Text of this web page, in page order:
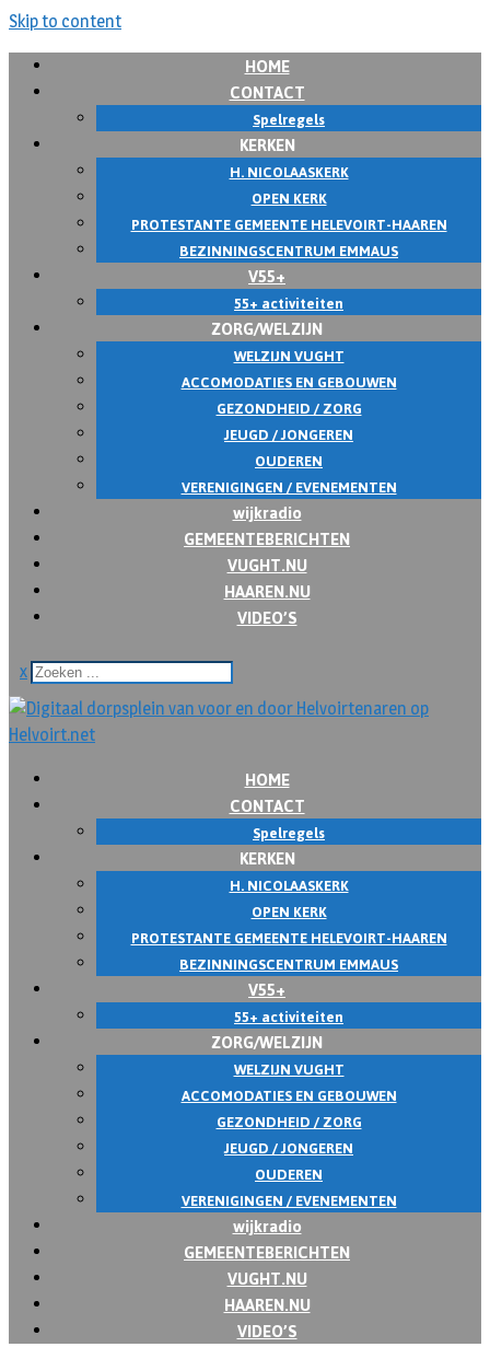
Skip to content
HOME
CONTACT
Spelregels
KERKEN
H. NICOLAASKERK
OPEN KERK
PROTESTANTE GEMEENTE HELEVOIRT-HAAREN
BEZINNINGSCENTRUM EMMAUS
V55+
55+ activiteiten
ZORG/WELZIJN
WELZIJN VUGHT
ACCOMODATIES EN GEBOUWEN
GEZONDHEID / ZORG
JEUGD / JONGEREN
OUDEREN
VERENIGINGEN / EVENEMENTEN
wijkradio
GEMEENTEBERICHTEN
VUGHT.NU
HAAREN.NU
VIDEO’S
x
HOME
CONTACT
Spelregels
KERKEN
H. NICOLAASKERK
OPEN KERK
PROTESTANTE GEMEENTE HELEVOIRT-HAAREN
BEZINNINGSCENTRUM EMMAUS
V55+
55+ activiteiten
ZORG/WELZIJN
WELZIJN VUGHT
ACCOMODATIES EN GEBOUWEN
GEZONDHEID / ZORG
JEUGD / JONGEREN
OUDEREN
VERENIGINGEN / EVENEMENTEN
wijkradio
GEMEENTEBERICHTEN
VUGHT.NU
HAAREN.NU
VIDEO’S